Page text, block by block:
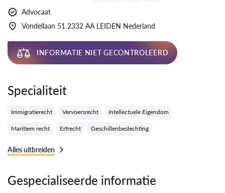
Advocaat
Vondellaan 51 2332 AA LEIDEN Nederland
INFORMATIE NIET GECONTROLEERD
Specialiteit
Immigratierecht Vervoersrecht Intellectuele Eigendom
Maritiem recht Erfrecht Geschillenbeslechting
Alles uitbreiden
Gespecialiseerde informatie